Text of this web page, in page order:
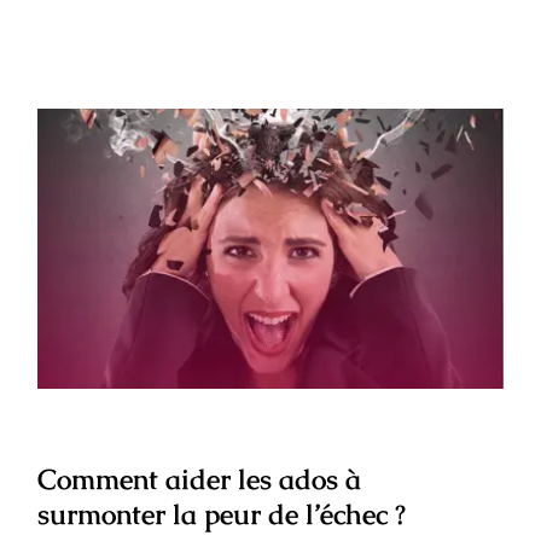
Comment aider les ados à surmonter la
peur de l’échec ?
Comment aider les ados à
surmonter la peur de l’échec ?